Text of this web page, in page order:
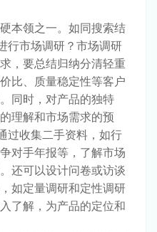
本领之一。如同搜索结
行市场调研？市场调研
，要总结归纳分清轻重
比、质量稳定性等客户
同时，对产品的独特
理解和市场需求的预
过收集二手资料，如行
对手年报等，了解市场
还可以设计问卷或访谈
如定量调研和定性调研
了解，为产品的定位和